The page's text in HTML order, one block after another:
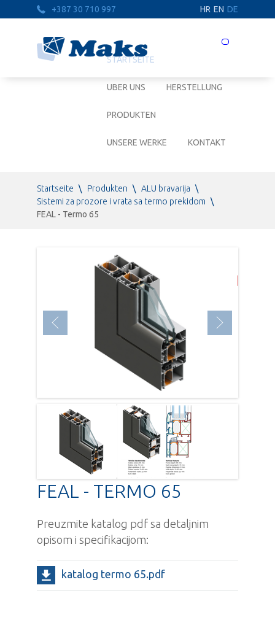
+387 30 710 997 HR EN DE
Prebaci
STARTSEITE
UBER UNS HERSTELLUNG
PRODUKTEN
UNSERE WERKE KONTAKT
Startseite \ Produkten \ ALU bravarija \
Sistemi za prozore i vrata sa termo prekidom \
FEAL - Termo 65
FEAL - TERMO 65
Preuzmite katalog pdf sa detaljnim
opisom i specifikacijom:
katalog termo 65.pdf